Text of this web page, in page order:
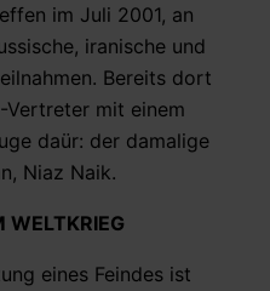
im Juli 2001, an
iranische und
Bereits dort
Vertreter mit einem
daür: der damalige
Niaz Naik.
WELTKRIEG
eines Feindes ist